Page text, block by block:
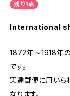
残り1点
International
1872年～1918年
です。
実逓郵便に用いら
なります。